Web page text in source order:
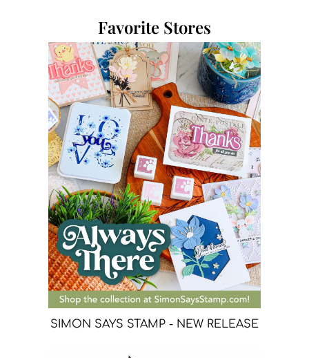
Favorite Stores
SIMON SAYS STAMP - NEW RELEASE